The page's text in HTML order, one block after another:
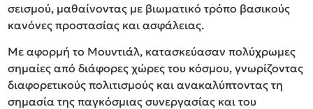
σεισμού, μαθαίνοντας με βιωματικό τρόπο βασικούς
κανόνες προστασίας και ασφάλειας.
Με αφορμή το Μουντιάλ, κατασκεύασαν πολύχρωμες
σημαίες από διάφορες χώρες του κόσμου, γνωρίζοντας
διαφορετικούς πολιτισμούς και ανακαλύπτοντας τη
σημασία της παγκόσμιας συνεργασίας και του